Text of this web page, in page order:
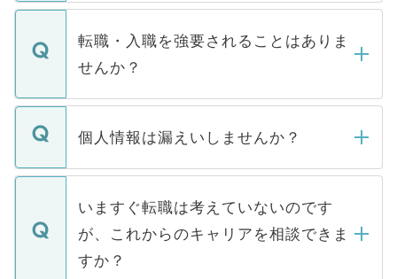
ます。通常、5営業日以内にはご連絡をせて
いただきますので、しばらくお待ちくださ
い。
マイナビDOCTORで取り扱っている求人の
うち約3割は、Webサイトからご覧いただ
けない「非公開求人」です。非公開求人は
下記の理由によって、一般には公開してい
ません。
■応募殺到を避けるため 人気のある医療機
関を公にしてしまうと、応募が殺到する場
に、医療機関が求める条件に合った人材の
みを人材紹介会社に依頼するケースが増え
ています。
転職・入職を強要されることはありま
せんか？
転職・入職を強要することは一切ありませ
ん。また、仮に応募先から内定をいただい
定を承諾する必要はありません。内定先へ
の辞退の連絡はキャリアパートナーが行い
ますので、ご安心ください。
個人情報は漏えいしませんか？
個人情報が漏えいすることはありませんの
で、ご安心ください。当サイトからの登録
などで収集したご登録者様の個人情報は、
ご本人のキャリアアップおよび転職活動の
支援を目的に使用いたします。お預かりし
いますぐ転職は考えていないのです
が、これからのキャリアを相談できま
すか？